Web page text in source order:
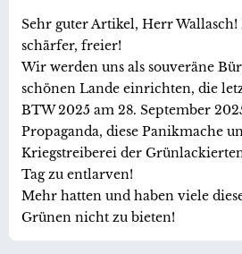
Sehr guter Artikel, Herr
schärfer, freier!
Wir werden uns als souveräne
schönen Lande einrichten, die
BTW 2025 am 28. September
Propaganda, diese Panikmache
Kriegstreiberei der
Tag zu entlarven!
Mehr hatten und haben viele
Grünen nicht zu bieten!